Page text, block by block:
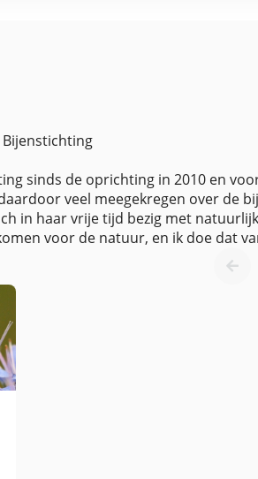
sinds de oprichting in 2010 en
veel meegekregen over de
in haar vrije tijd bezig met
voor de natuur, en ik doe dat